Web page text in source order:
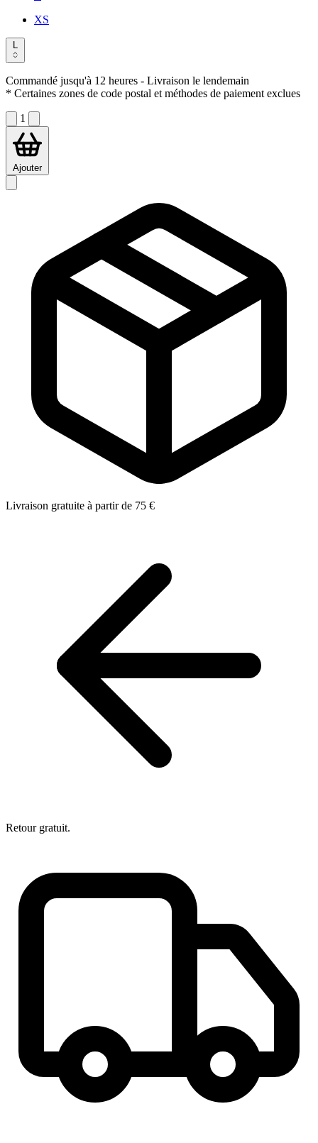
XS
L
Commandé jusqu'à 12 heures - Livraison le lendemain
* Certaines zones de code postal et méthodes de paiement exclues
1
Ajouter
Livraison gratuite à partir de 75 €
Retour gratuit.